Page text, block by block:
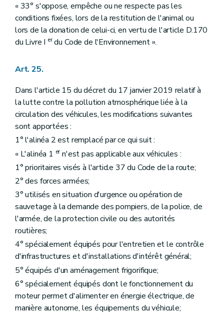
« 33° s'oppose, empêche ou ne respecte pas les
conditions fixées, lors de la restitution de l'animal ou
lors de la donation de celui-ci, en vertu de l'article D.170
du Livre I erdu Code de l'Environnement ».
Art. 25.
Dans l'article 15 du décret du 17 janvier 2019 relatif à
la lutte contre la pollution atmosphérique liée à la
circulation des véhicules, les modifications suivantes
sont apportées :
1° l'alinéa 2 est remplacé par ce qui suit :
« L'alinéa 1 ern'est pas applicable aux véhicules :
1° prioritaires visés à l'article 37 du Code de la route;
2° des forces armées;
3° utilisés en situation d'urgence ou opération de
sauvetage à la demande des pompiers, de la police, de
l'armée, de la protection civile ou des autorités
routières;
4° spécialement équipés pour l'entretien et le contrôle
d'infrastructures et d'installations d'intérêt général;
5° équipés d'un aménagement frigorifique;
6° spécialement équipés dont le fonctionnement du
moteur permet d'alimenter en énergie électrique, de
manière autonome, les équipements du véhicule;